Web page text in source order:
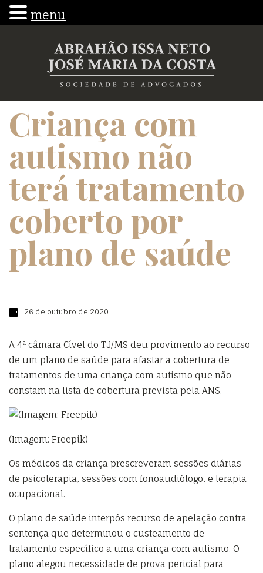
Criança com
autismo não
terá tratamento
coberto por
plano de saúde
26 de outubro de 2020
A 4ª câmara Cível do TJ/MS deu provimento ao recurso
de um plano de saúde para afastar a cobertura de
tratamentos de uma criança com autismo que não
constam na lista de cobertura prevista pela ANS.
(Imagem: Freepik)
Os médicos da criança prescreveram sessões diárias
de psicoterapia, sessões com fonoaudiólogo, e terapia
ocupacional.
O plano de saúde interpôs recurso de apelação contra
sentença que determinou o custeamento de
tratamento específico a uma criança com autismo. O
plano alegou necessidade de prova pericial para
menu